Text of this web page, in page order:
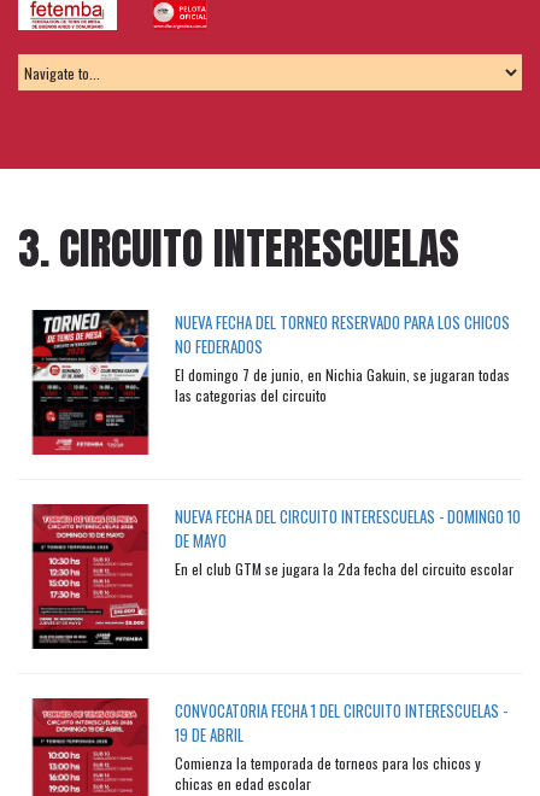
3. CIRCUITO INTERESCUELAS
NUEVA FECHA DEL TORNEO RESERVADO PARA LOS CHICOS
NO FEDERADOS
El domingo 7 de junio, en Nichia Gakuin, se jugaran todas
las categorias del circuito
NUEVA FECHA DEL CIRCUITO INTERESCUELAS - DOMINGO 10
DE MAYO
En el club GTM se jugara la 2da fecha del circuito escolar
CONVOCATORIA FECHA 1 DEL CIRCUITO INTERESCUELAS -
19 DE ABRIL
Comienza la temporada de torneos para los chicos y
chicas en edad escolar